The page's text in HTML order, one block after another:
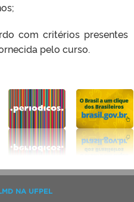
com critérios presentes
pelo curso.
NA UFPEL